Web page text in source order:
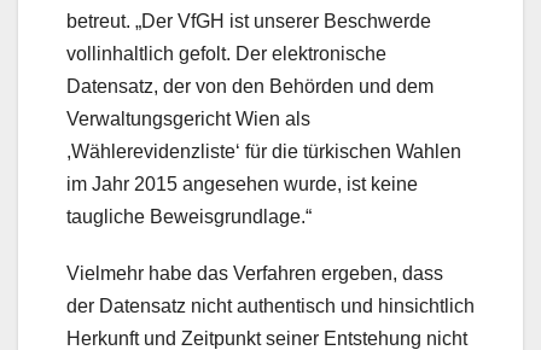
betreut. „Der VfGH ist unserer Beschwerde
vollinhaltlich gefolt. Der elektronische
Datensatz, der von den Behörden und dem
Verwaltungsgericht Wien als
,Wählerevidenzliste‘ für die türkischen Wahlen
im Jahr 2015 angesehen wurde, ist keine
taugliche Beweisgrundlage.“
Vielmehr habe das Verfahren ergeben, dass
der Datensatz nicht authentisch und hinsichtlich
Herkunft und Zeitpunkt seiner Entstehung nicht